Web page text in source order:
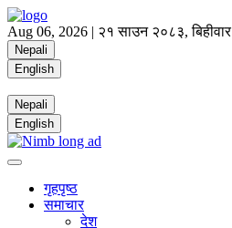
Aug 06, 2026 | २१ साउन २०८३, बिहीवार
Nepali
English
Nepali
English
गृहपृष्ठ
समाचार
देश